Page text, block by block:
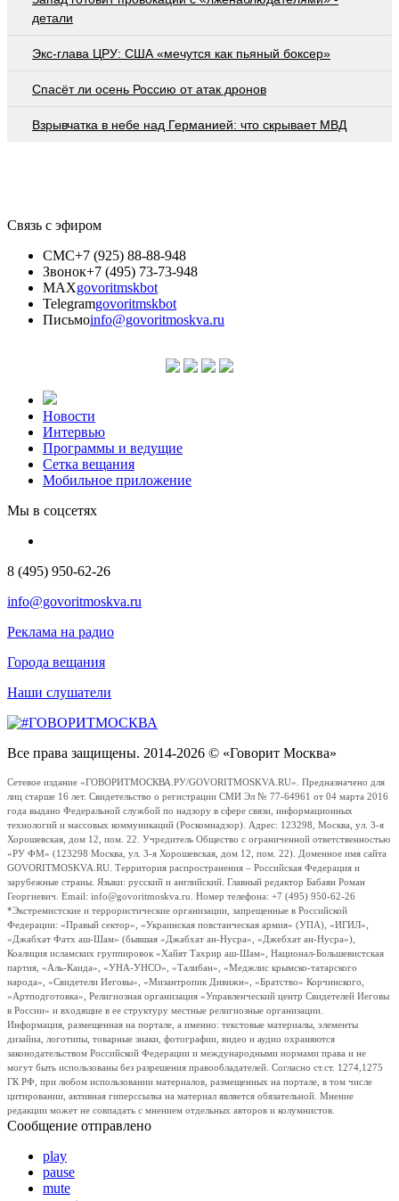
детали
Экс-глава ЦРУ: США «мечутся как пьяный боксер»
Спасёт ли осень Россию от атак дронов
Взрывчатка в небе над Германией: что скрывает МВД
Связь с эфиром
СМС+7 (925) 88-88-948
Звонок+7 (495) 73-73-948
MAXgovoritmskbot
Telegramgovoritmskbot
Письмоinfo@govoritmoskva.ru
Новости
Интервью
Программы и ведущие
Сетка вещания
Мобильное приложение
Мы в соцсетях
8 (495) 950-62-26
info@govoritmoskva.ru
Реклама на радио
Города вещания
Наши слушатели
Все права защищены. 2014-2026 © «Говорит Москва»
Сетевое издание «ГОВОРИТМОСКВА.РУ/GOVORITMOSKVA.RU». Предназначено для
лиц старше 16 лет. Свидетельство о регистрации СМИ Эл № 77-64961 от 04 марта 2016
года выдано Федеральной службой по надзору в сфере связи, информационных
технологий и массовых коммуникаций (Роскомнадзор). Адрес: 123298, Москва, ул. 3-я
Хорошевская, дом 12, пом. 22. Учредитель Общество с ограниченной ответственностью
«РУ ФМ» (123298 Москва, ул. 3-я Хорошевская, дом 12, пом. 22). Доменное имя сайта
GOVORITMOSKVA.RU. Территория распространения – Российская Федерация и
зарубежные страны. Языки: русский и английский. Главный редактор Бабаян Роман
Георгиевич. Email: info@govoritmoskva.ru. Номер телефона: +7 (495) 950-62-26
*Экстремистские и террористические организации, запрещенные в Российской
Федерации: «Правый сектор», «Украинская повстанческая армия» (УПА), «ИГИЛ»,
«Джабхат Фатх аш-Шам» (бывшая «Джабхат ан-Нусра», «Джебхат ан-Нусра»),
Коалиция исламских группировок «Хайят Тахрир аш-Шам», Национал-Большевистская
партия, «Аль-Каида», «УНА-УНСО», «Талибан», «Меджлис крымско-татарского
народа», «Свидетели Иеговы», «Мизантропик Дивижн», «Братство» Корчинского,
«Артподготовка», Религиозная организация «Управленческий центр Свидетелей Иеговы
в России» и входящие в ее структуру местные религиозные организации.
Информация, размещенная на портале, а именно: текстовые материалы, элементы
дизайна, логотипы, товарные знаки, фотографии, видео и аудио охраняются
законодательством Российской Федерации и международными нормами права и не
могут быть использованы без разрешения правообладателей. Согласно ст.ст. 1274,1275
ГК РФ, при любом использовании материалов, размещенных на портале, в том числе
цитировании, активная гиперссылка на материал является обязательной. Мнение
редакции может не совпадать с мнением отдельных авторов и колумнистов.
Сообщение отправлено
play
pause
mute